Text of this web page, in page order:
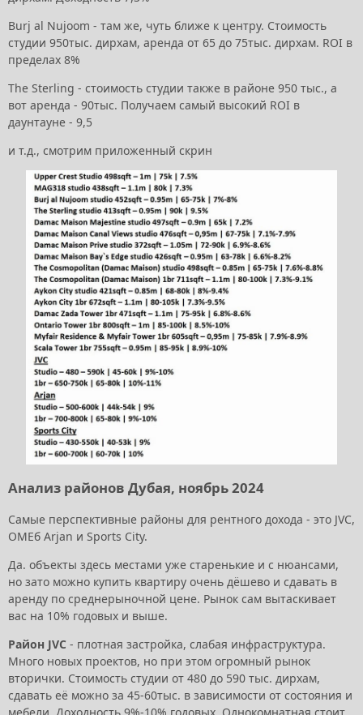
Burj al Nujoom - там же, чуть ближе к центру. Стоимость
студии 950тыс. дирхам, аренда от 65 до 75тыс. дирхам. ROI в
пределах 8%
The Sterling - стоимость студии также в районе 950 тыс., а
вот аренда - 90тыс. Получаем самый высокий ROI в
даунтауне - 9,5
и т.д., смотрим приложенный скрин
Анализ районов Дубая, ноябрь 2024
Самые перспективные районы для рентного дохода - это JVC,
ОМЕб Arjan и Sports City.
Да. объекты здесь местами уже старенькие и с нюансами,
но зато можно купить квартиру очень дёшево и сдавать в
аренду по среднерыночной цене. Рынок сам вытаскивает
вас на 10% годовых и выше.
Район JVC - плотная застройка, слабая инфраструктура.
Много новых проектов, но при этом огромный рынок
вторички. Стоимость студии от 480 до 590 тыс. дирхам,
сдавать её можно за 45-60тыс. в зависимости от состояния и
мебели. Доходность 9%-10% годовых. Однокомнатная стоит